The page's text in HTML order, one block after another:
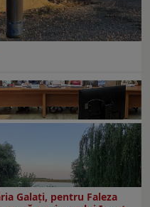
Galaţi, pentru Faleza